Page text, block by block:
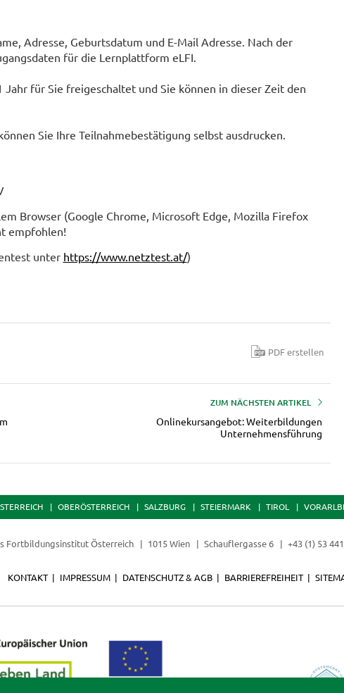
Adresse, Geburtsdatum und E-Mail Adresse. Nach der
für die Lernplattform eLFI.
für Sie freigeschaltet und Sie können in dieser Zeit den
Sie Ihre Teilnahmebestätigung selbst ausdrucken.
Browser (Google Chrome, Microsoft Edge, Mozilla Firefox
empfohlen!
unter https://www.netztest.at/)
PDF erstellen
ZUM NÄCHSTEN ARTIKEL
Onlinekursangebot: Weiterbildungen
Unternehmensführung
OBERÖSTERREICH SALZBURG STEIERMARK TIROL
Fortbildungsinstitut Österreich 1015 Wien Schauflergasse 6 +43 (1) 53
KONTAKT IMPRESSUM DATENSCHUTZ & AGB BARRIEREFREIHEIT